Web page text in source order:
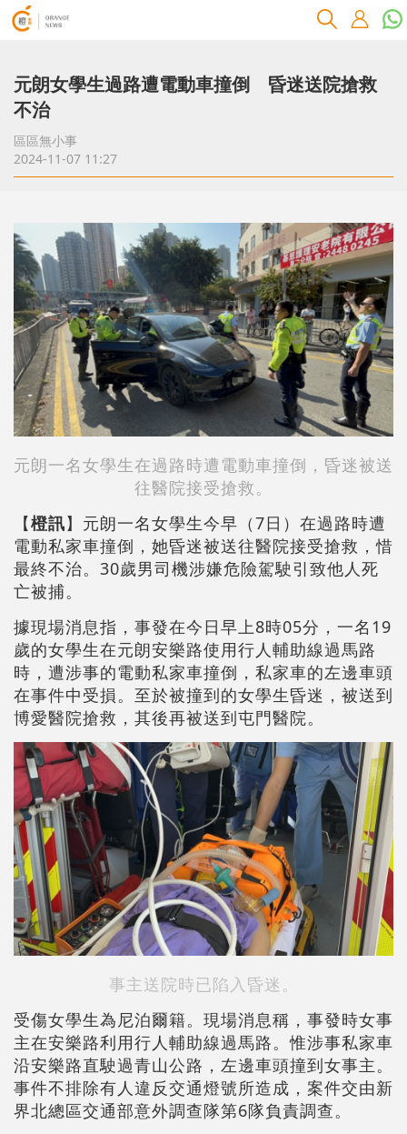
元朗女學生過路遭電動車撞倒 昏迷送院搶救
不治
區區無小事
2024-11-07 11:27
元朗一名女學生在過路時遭電動車撞倒，昏迷被送
往醫院接受搶救。
【橙訊】元朗一名女學生今早（7日）在過路時遭
電動私家車撞倒，她昏迷被送往醫院接受搶救，惜
最終不治。30歲男司機涉嫌危險駕駛引致他人死
亡被捕。
據現場消息指，事發在今日早上8時05分，一名19
歲的女學生在元朗安樂路使用行人輔助線過馬路
時，遭涉事的電動私家車撞倒，私家車的左邊車頭
在事件中受損。至於被撞到的女學生昏迷，被送到
博愛醫院搶救，其後再被送到屯門醫院。
事主送院時已陷入昏迷。
受傷女學生為尼泊爾籍。現場消息稱，事發時女事
主在安樂路利用行人輔助線過馬路。惟涉事私家車
沿安樂路直駛過青山公路，左邊車頭撞到女事主。
事件不排除有人違反交通燈號所造成，案件交由新
界北總區交通部意外調查隊第6隊負責調查。